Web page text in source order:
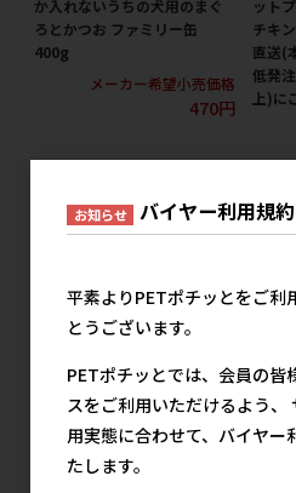
か入れないうちの犬用のまぐ
ろとかつお ファミリー缶
400g
メーカー希望小売価格
470円
ット
チキ
直送(
低発
上)に
すべての犬用フード ウェッ
お知らせ バイヤー利用規
平素よりPETポチッとをご利
とうございます。
PETポチッとでは、会員の皆
スをご利用いただけるよう、
用実態に合わせて、バイヤー
たします。